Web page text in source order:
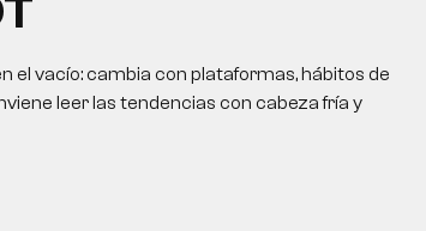
el vacío: cambia con plataformas, hábitos de
leer las tendencias con cabeza fría y